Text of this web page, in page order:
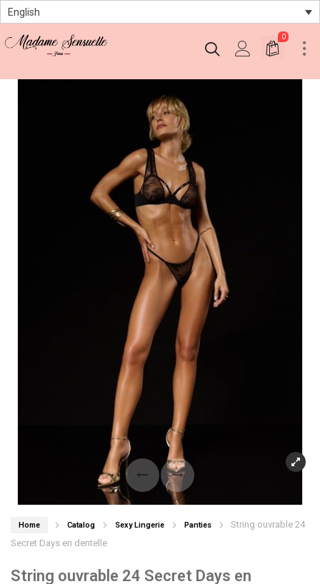
English
0
Home Catalog Sexy Lingerie Panties
String ouvrable 24
Secret Days en dentelle
String ouvrable 24 Secret Days en